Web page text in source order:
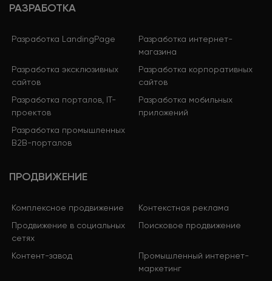
РАЗРАБОТКА
Разработка LandingPage
Разработка интернет-
магазина
Разработка эксклюзивных
сайтов
Разработка корпоративных
сайтов
Разработка порталов, IT-
проектов
Разработка мобильных
приложений
Разработка промышленных
B2B-порталов
ПРОДВИЖЕНИЕ
Комплексное продвижение
Контекстная реклама
Продвижение в социальных
сетях
Поисковое продвижение
Контент-завод
Промышленный интернет-
маркетинг